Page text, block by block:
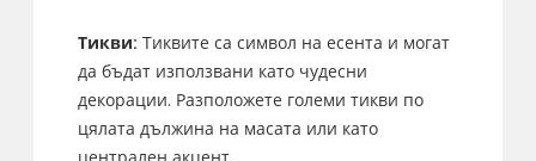
Тикви: Тиквите са символ на есента и могат
да бъдат използвани като чудесни
декорации. Разположете големи тикви по
цялата дължина на масата или като